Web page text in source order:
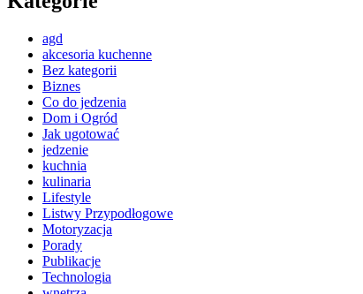
agd
akcesoria kuchenne
Bez kategorii
Biznes
Co do jedzenia
Dom i Ogród
Jak ugotować
jedzenie
kuchnia
kulinaria
Lifestyle
Listwy Przypodłogowe
Motoryzacja
Porady
Publikacje
Technologia